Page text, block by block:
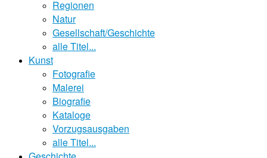
Regionen
Natur
Gesellschaft/Geschichte
alle Titel...
Kunst
Fotografie
Malerei
Biografie
Kataloge
Vorzugsausgaben
alle Titel...